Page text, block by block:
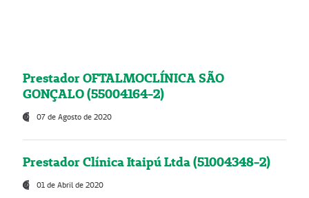
Prestador OFTALMOCLÍNICA SÃO
GONÇALO (55004164-2)
07 de Agosto de 2020
Prestador Clínica Itaipú Ltda (51004348-2)
01 de Abril de 2020